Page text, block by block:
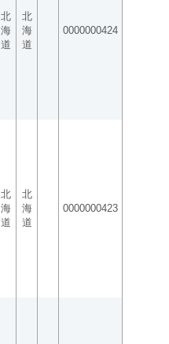
北
海
道
北
海
道
0000000424
北
海
道
北
海
道
0000000423